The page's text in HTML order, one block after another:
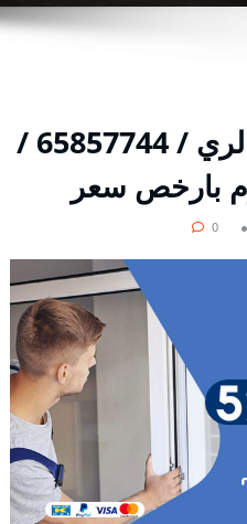
فني تصليح المنيوم الري / 65857744 /
بارخص سعر
0